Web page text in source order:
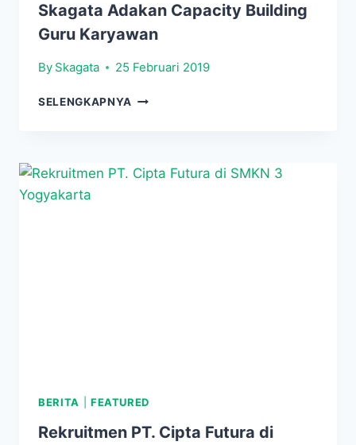
Skagata Adakan Capacity Building
Guru Karyawan
By Skagata 25 Februari 2019
SELENGKAPNYA SKAGATA
KARYAWAN
BERITA FEATURED
Rekruitmen PT. Cipta Futura di